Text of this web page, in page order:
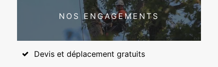
NOS ENGAGEMENTS
Devis et déplacement gratuits